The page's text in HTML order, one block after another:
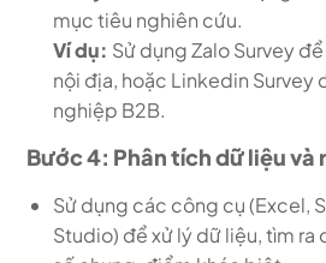
mục tiêu nghiên cứu.
Ví dụ: Sử dụng Zalo Survey
nội địa, hoặc Linkedin Survey
nghiệp B2B.
Bước 4: Phân tích dữ liệu và
Sử dụng các công cụ (Excel,
Studio) để xử lý dữ liệu, tìm ra